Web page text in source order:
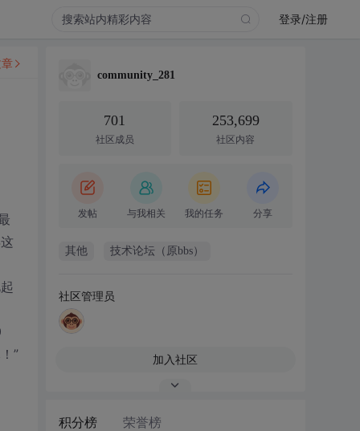
登录/注册
”
community_281
701
社区成员
253,699
社区内容
发帖 与我相关 我的任务 分享
其他 技术论坛（原bbs）
社区管理员
加入社区
积分榜 荣誉榜